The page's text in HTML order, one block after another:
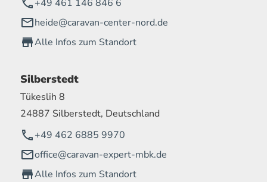
+49 461 146 846 6
heide@caravan-center-nord.de
Alle Infos zum Standort
Silberstedt
Tükeslih 8
24887 Silberstedt, Deutschland
+49 462 6885 9970
office@caravan-expert-mbk.de
Alle Infos zum Standort